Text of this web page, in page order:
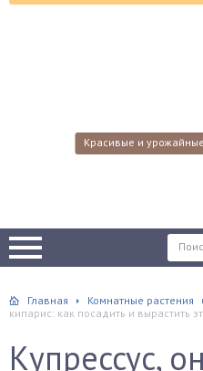
Красивые и
Главная Комнатные растения
кипарис: как посадить и вырастить
Купрессус,